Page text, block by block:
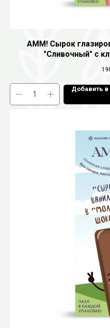
AMM! Сырок
"Сливочный" с
Добавить в